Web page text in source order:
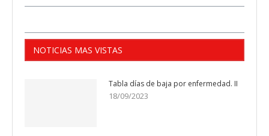
NOTICIAS MAS VISTAS
Tabla días de baja por enfermedad. II
18/09/2023